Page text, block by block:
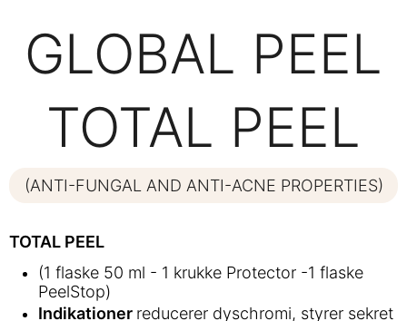
GLOBAL PEEL
TOTAL PEEL
(ANTI-FUNGAL AND ANTI-ACNE PROPERTIES)
TOTAL PEEL
(1 flaske 50 ml - 1 krukke Protector -1 flaske
PeelStop)
Indikationer reducerer dyschromi, styrer sekret